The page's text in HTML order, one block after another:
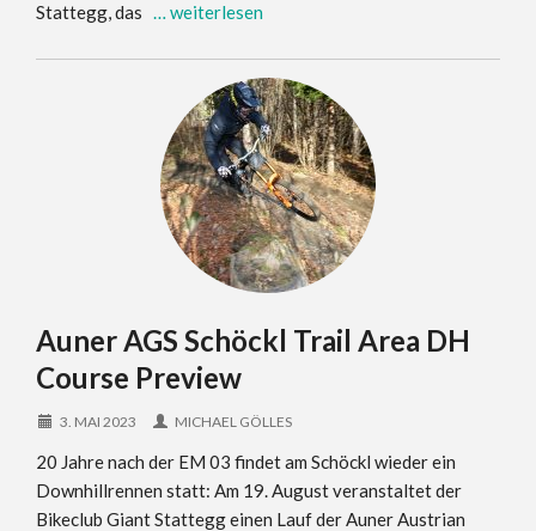
Stattegg, das … weiterlesen
Auner AGS Schöckl Trail Area DH
Course Preview
3. MAI 2023 MICHAEL GÖLLES
20 Jahre nach der EM 03 findet am Schöckl wieder ein
Downhillrennen statt: Am 19. August veranstaltet der
Bikeclub Giant Stattegg einen Lauf der Auner Austrian